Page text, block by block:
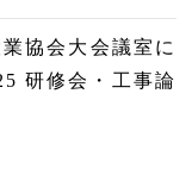
協会大会議室に
研修会・工事論